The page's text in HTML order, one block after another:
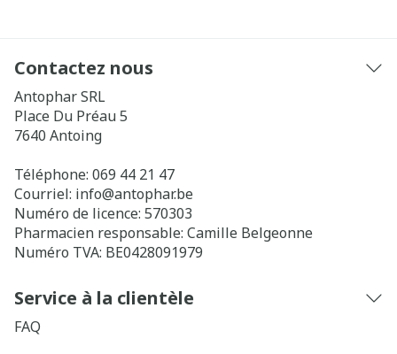
Contactez nous
Antophar SRL
Place Du Préau 5
7640 Antoing
Téléphone: 069 44 21 47
Courriel: info@antophar.be
Numéro de licence: 570303
Pharmacien responsable: Camille Belgeonne
Numéro TVA: BE0428091979
Service à la clientèle
FAQ